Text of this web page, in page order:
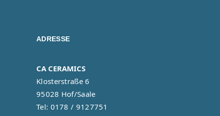
ADRESSE
CA CERAMICS
Klosterstraße 6
95028 Hof/Saale
Tel: 0178 / 9127751